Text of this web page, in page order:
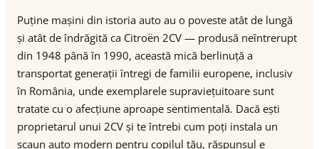
Puține mașini din istoria auto au o poveste atât de lungă
și atât de îndrăgită ca Citroën 2CV — produsă neîntrerupt
din 1948 până în 1990, această mică berlinuță a
transportat generații întregi de familii europene, inclusiv
în România, unde exemplarele supraviețuitoare sunt
tratate cu o afecțiune aproape sentimentală. Dacă ești
proprietarul unui 2CV și te întrebi cum poți instala un
scaun auto modern pentru copilul tău, răspunsul e